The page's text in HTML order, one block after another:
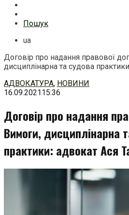
Пошук
ua
Договір про надання правової
дисциплінарна та судова
Перейти
до
АДВОКАТУРА, НОВИНИ
16.09.202115:36
Договір про надання
Вимоги, дисциплінарна
практики: адвокат Ася